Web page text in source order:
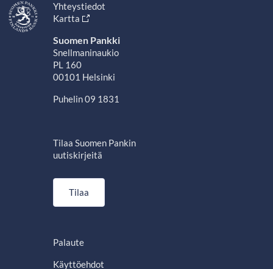
Yhteystiedot
Kartta
Suomen Pankki
Snellmaninaukio
PL 160
00101 Helsinki
Puhelin 09 1831
Tilaa Suomen Pankin
uutiskirjeitä
Tilaa
Palaute
Käyttöehdot